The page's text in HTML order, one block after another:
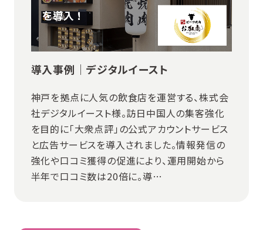
導入事例｜デジタルイースト
神戸を拠点に人気の飲食店を運営する、株式会
社デジタルイースト様。訪日中国人の集客強化
を目的に「大衆点評」の公式アカウントサービス
と広告サービスを導入されました。情報発信の
強化や口コミ獲得の促進により、運用開始から
半年で口コミ数は20倍に。導…